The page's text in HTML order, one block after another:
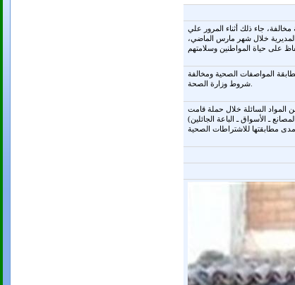
عن إصدار قرارات ترخيص لعدد13منشأة طبية خاصة وإغلاق إداري لعدد21منشأة طبية مخالفة، جاء ذلك أثناء المرور علي
خلال شهر مارس الماضي،
المواصفات الصحية ومخالفة
قامت بتحرير عدد 355 محضر مخالف للاشتراطات الصحية وإعدام 1235 كيلو من المواد الغذائية و 155 لتر من المواد السائلة خلال حملة قامت
ـ الأسواق ـ الباعة الجائلين)